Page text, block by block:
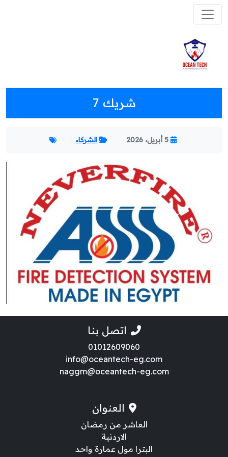
شريك 7
5 أبريل، 2026 الشركاء
اتصل بنا
01012609060
info@oceantech-eg.com
naggm@oceantech-eg.com
العنوان
العاشر من رمضان
الاردنية
البترا مول عمارة واحد